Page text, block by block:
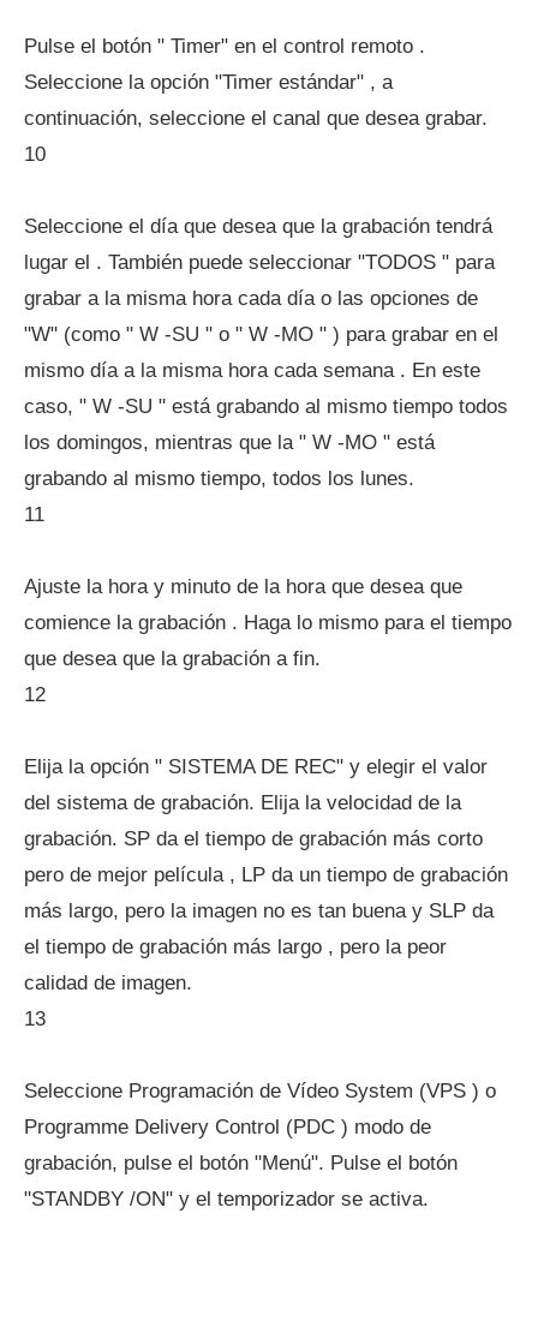
Pulse el botón " Timer" en el control remoto .
Seleccione la opción "Timer estándar" , a
continuación, seleccione el canal que desea grabar.
10
Seleccione el día que desea que la grabación tendrá
lugar el . También puede seleccionar "TODOS " para
grabar a la misma hora cada día o las opciones de
"W" (como " W -SU " o " W -MO " ) para grabar en el
mismo día a la misma hora cada semana . En este
caso, " W -SU " está grabando al mismo tiempo todos
los domingos, mientras que la " W -MO " está
grabando al mismo tiempo, todos los lunes.
11
Ajuste la hora y minuto de la hora que desea que
comience la grabación . Haga lo mismo para el tiempo
que desea que la grabación a fin.
12
Elija la opción " SISTEMA DE REC" y elegir el valor
del sistema de grabación. Elija la velocidad de la
grabación. SP da el tiempo de grabación más corto
pero de mejor película , LP da un tiempo de grabación
más largo, pero la imagen no es tan buena y SLP da
el tiempo de grabación más largo , pero la peor
calidad de imagen.
13
Seleccione Programación de Vídeo System (VPS ) o
Programme Delivery Control (PDC ) modo de
grabación, pulse el botón "Menú". Pulse el botón
"STANDBY /ON" y el temporizador se activa.